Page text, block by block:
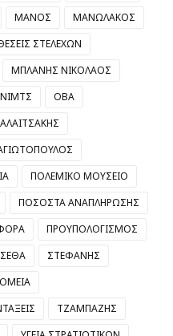
ΜΑΝΟΣ
ΜΑΝΩΛΑΚΟΣ
ΣΤΕΛΕΧΩΝ
ΜΠΛΑΝΗΣ ΝΙΚΟΛΑΟΣ
ΝΙΜΤΣ
ΟΒΑ
ΠΟΛΕΜΙΚΟ ΜΟΥΣΕΙΟ
ΠΟΣΟΣΤΑ ΑΝΑΠΛΗΡΩΣΗΣ
ΠΡΟΥΠΟΛΟΓΙΣΜΟΣ
ΣΕΘΑ
ΣΤΕΦΑΝΗΣ
ΤΖΑΜΠΑΖΗΣ